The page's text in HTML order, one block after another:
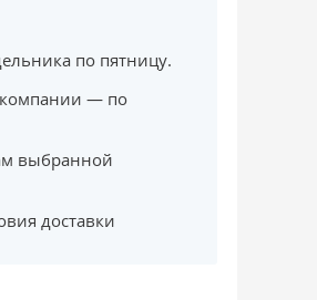
по пятницу.
— по
выбранной
доставки